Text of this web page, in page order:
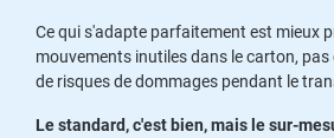
Ce qui s'adapte parfaitement est mieux
mouvements inutiles dans le carton,
de risques de dommages pendant le
Le standard, c'est bien, mais le sur-